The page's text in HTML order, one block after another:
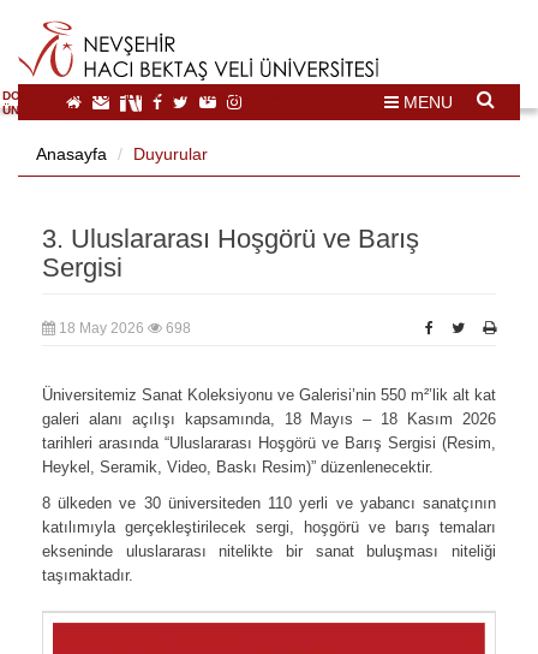
DOĞAL VE KÜLTÜREL MİRAS TURİZMİ İHTİSASLAŞMA
ÜNİVERSİTESİ
MENU
Anasayfa Duyurular
3. Uluslararası Hoşgörü ve Barış
Sergisi
18 May 2026 698
Üniversitemiz Sanat Koleksiyonu ve Galerisi’nin 550 m²’lik alt kat
galeri alanı açılışı kapsamında, 18 Mayıs – 18 Kasım 2026
tarihleri arasında “Uluslararası Hoşgörü ve Barış Sergisi (Resim,
Heykel, Seramik, Video, Baskı Resim)” düzenlenecektir.
8 ülkeden ve 30 üniversiteden 110 yerli ve yabancı sanatçının
katılımıyla gerçekleştirilecek sergi, hoşgörü ve barış temaları
ekseninde uluslararası nitelikte bir sanat buluşması niteliği
taşımaktadır.